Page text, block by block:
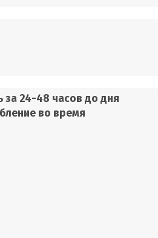
24-48 часов до дня
во время